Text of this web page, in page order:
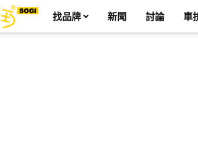
找品牌 新聞 討論 車